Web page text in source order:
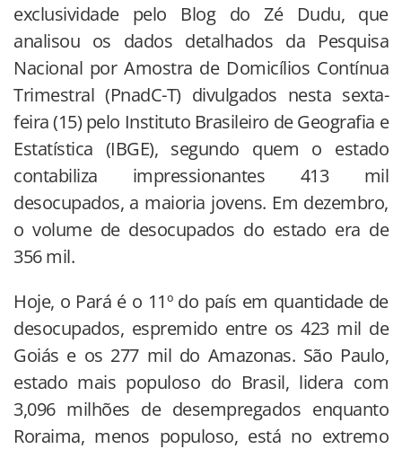
exclusividade pelo Blog do Zé Dudu, que
analisou os dados detalhados da Pesquisa
Nacional por Amostra de Domicílios Contínua
Trimestral (PnadC-T) divulgados nesta sexta-
feira (15) pelo Instituto Brasileiro de Geografia e
Estatística (IBGE), segundo quem o estado
contabiliza impressionantes 413 mil
desocupados, a maioria jovens. Em dezembro,
o volume de desocupados do estado era de
356 mil.
Hoje, o Pará é o 11º do país em quantidade de
desocupados, espremido entre os 423 mil de
Goiás e os 277 mil do Amazonas. São Paulo,
estado mais populoso do Brasil, lidera com
3,096 milhões de desempregados enquanto
Roraima, menos populoso, está no extremo